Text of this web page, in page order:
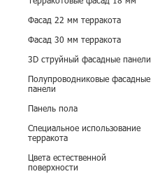
Фасад 22 мм терракота
Фасад 30 мм терракота
3D струйный фасадные панели
Полупроводниковые фасадные
панели
Панель пола
Специальное использование
терракота
Цвета естественной
поверхности